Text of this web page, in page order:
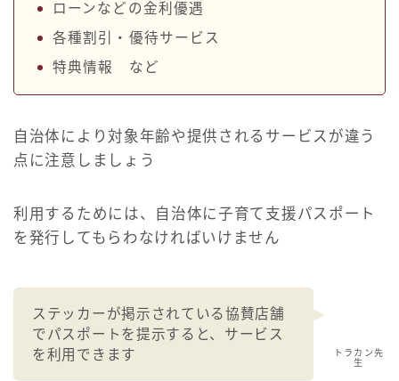
ローンなどの金利優遇
各種割引・優待サービス
特典情報 など
自治体により対象年齢や提供されるサービスが違う
点に注意しましょう
利用するためには、自治体に子育て支援パスポート
を発行してもらわなければいけません
トラカン先
生
ステッカーが掲示されている協賛店舗
でパスポートを提示すると、サービス
を利用できます